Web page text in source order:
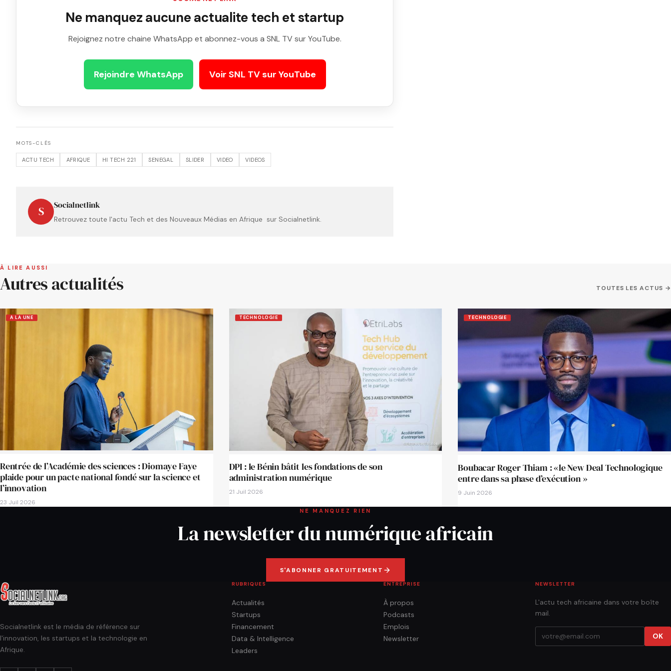
Ne manquez aucune actualite tech et startup
Rejoignez notre chaine WhatsApp et abonnez-vous a SNL TV sur YouTube.
Rejoindre WhatsApp Voir SNL TV sur YouTube
MOTS-CLÉS
ACTU TECH AFRIQUE HI TECH 221 SENEGAL SLIDER VIDEO VIDEOS
S Socialnetlink
Retrouvez toute l'actu Tech et des Nouveaux Médias en Afrique sur Socialnetlink.
À LIRE AUSSI
Autres actualités TOUTES LES ACTUS →
A LA UNE
Rentrée de l’Académie des sciences : Diomaye Faye
plaide pour un pacte national fondé sur la science et
l’innovation
23 Juil 2026
TECHNOLOGIE
DPI : le Bénin bâtit les fondations de son
administration numérique
21 Juil 2026
TECHNOLOGIE
Boubacar Roger Thiam : «le New Deal Technologique
entre dans sa phase d’exécution »
9 Juin 2026
NE MANQUEZ RIEN
La newsletter du numérique africain
S'ABONNER GRATUITEMENT
Socialnetlink est le média de référence sur
l'innovation, les startups et la technologie en
Afrique.
RUBRIQUES
Actualités
Startups
Financement
Data & Intelligence
Leaders
ENTREPRISE
À propos
Podcasts
Emplois
Newsletter
NEWSLETTER
L'actu tech africaine dans votre boîte
mail.
OK